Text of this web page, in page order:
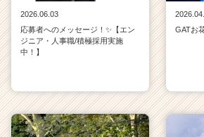
2026.06.03
応募者へのメッセージ！✨【エン
ジニア・人事職/積極採用実施
中！】
GATお